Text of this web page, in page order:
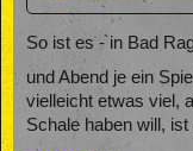
So ist es - in Bad
und Abend je ein
vielleicht etwas viel,
Schale haben will,